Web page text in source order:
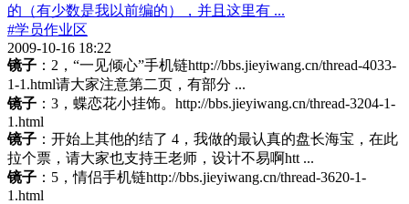
的（有少数是我以前编的），并且这里有 ...
#学员作业区
2009-10-16 18:22
镜子 ：2，“一见倾心”手机链http://bbs.jieyiwang.cn/thread-4033-
1-1.html请大家注意第二页，有部分 ...
镜子 ：3，蝶恋花小挂饰。http://bbs.jieyiwang.cn/thread-3204-1-
1.html
镜子 ：开始上其他的结了 4，我做的最认真的盘长海宝，在此
拉个票，请大家也支持王老师，设计不易啊htt ...
镜子 ：5，情侣手机链http://bbs.jieyiwang.cn/thread-3620-1-
1.html